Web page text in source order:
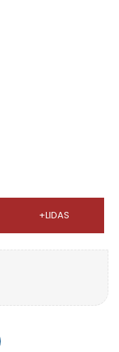
+LIDAS